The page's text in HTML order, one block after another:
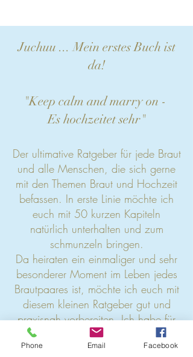
Juchuu ... Mein erstes Buch ist
da!
"Keep calm and marry on -
Es hochzeitet sehr"
Der ultimative Ratgeber für jede Braut
und alle Menschen, die sich gerne
mit den Themen Braut und Hochzeit
befassen. In erste Linie möchte ich
euch mit 50 kurzen Kapiteln
natürlich unterhalten und zum
schmunzeln bringen.
Da heiraten ein einmaliger und sehr
besonderer Moment im Leben jedes
Brautpaares ist, möchte ich euch mit
diesem kleinen Ratgeber gut und
praxisnah vorbereiten. Ich habe für
euch viele Aspekte, von A - wie "der
Antrag" bis
Phone Email Facebook